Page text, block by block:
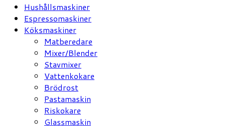
Hushållsmaskiner
Espressomaskiner
Köksmaskiner
Matberedare
Mixer/Blender
Stavmixer
Vattenkokare
Brödrost
Pastamaskin
Riskokare
Glassmaskin